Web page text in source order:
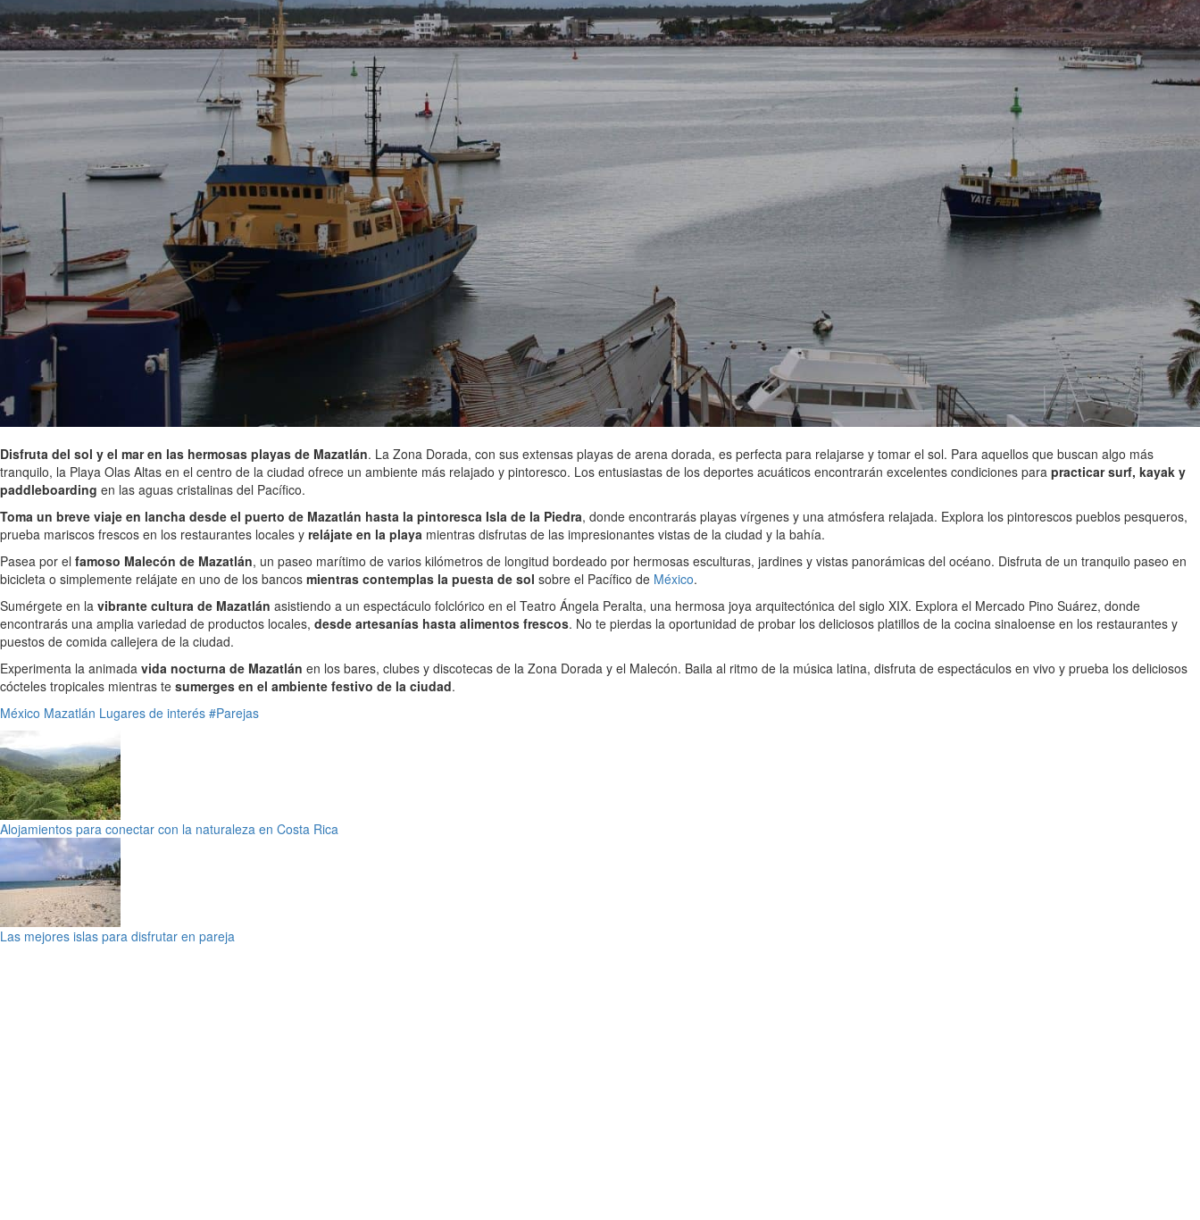
Disfruta del sol y el mar en las hermosas playas de Mazatlán. La Zona Dorada, con sus extensas playas de arena dorada, es perfecta para relajarse y tomar el sol. Para aquellos que buscan algo más
tranquilo, la Playa Olas Altas en el centro de la ciudad ofrece un ambiente más relajado y pintoresco. Los entusiastas de los deportes acuáticos encontrarán excelentes condiciones para practicar surf, kayak y
paddleboarding en las aguas cristalinas del Pacífico.
Toma un breve viaje en lancha desde el puerto de Mazatlán hasta la pintoresca Isla de la Piedra, donde encontrarás playas vírgenes y una atmósfera relajada. Explora los pintorescos pueblos pesqueros,
prueba mariscos frescos en los restaurantes locales y relájate en la playa mientras disfrutas de las impresionantes vistas de la ciudad y la bahía.
Pasea por el famoso Malecón de Mazatlán, un paseo marítimo de varios kilómetros de longitud bordeado por hermosas esculturas, jardines y vistas panorámicas del océano. Disfruta de un tranquilo paseo en
bicicleta o simplemente relájate en uno de los bancos mientras contemplas la puesta de sol sobre el Pacífico de México.
Sumérgete en la vibrante cultura de Mazatlán asistiendo a un espectáculo folclórico en el Teatro Ángela Peralta, una hermosa joya arquitectónica del siglo XIX. Explora el Mercado Pino Suárez, donde
encontrarás una amplia variedad de productos locales, desde artesanías hasta alimentos frescos. No te pierdas la oportunidad de probar los deliciosos platillos de la cocina sinaloense en los restaurantes y
puestos de comida callejera de la ciudad.
Experimenta la animada vida nocturna de Mazatlán en los bares, clubes y discotecas de la Zona Dorada y el Malecón. Baila al ritmo de la música latina, disfruta de espectáculos en vivo y prueba los deliciosos
cócteles tropicales mientras te sumerges en el ambiente festivo de la ciudad.
México Mazatlán Lugares de interés #Parejas
Alojamientos para conectar con la naturaleza en Costa Rica
Las mejores islas para disfrutar en pareja